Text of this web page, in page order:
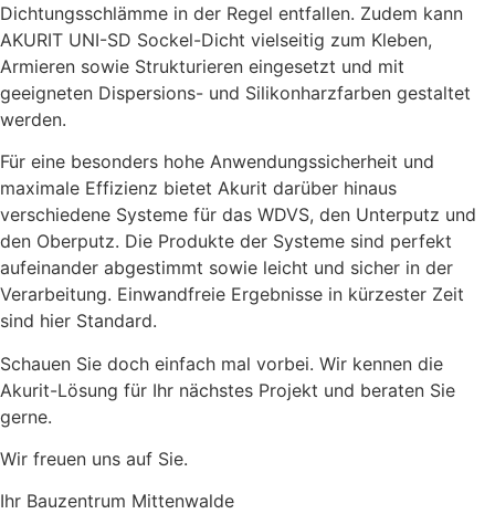
Dichtungsschlämme in der Regel entfallen. Zudem kann
AKURIT UNI-SD Sockel-Dicht vielseitig zum Kleben,
Armieren sowie Strukturieren eingesetzt und mit
geeigneten Dispersions- und Silikonharzfarben gestaltet
werden.
Für eine besonders hohe Anwendungssicherheit und
maximale Effizienz bietet Akurit darüber hinaus
verschiedene Systeme für das WDVS, den Unterputz und
den Oberputz. Die Produkte der Systeme sind perfekt
aufeinander abgestimmt sowie leicht und sicher in der
Verarbeitung. Einwandfreie Ergebnisse in kürzester Zeit
sind hier Standard.
Schauen Sie doch einfach mal vorbei. Wir kennen die
Akurit-Lösung für Ihr nächstes Projekt und beraten Sie
gerne.
Wir freuen uns auf Sie.
Ihr Bauzentrum Mittenwalde